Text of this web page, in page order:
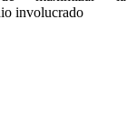
involucrado